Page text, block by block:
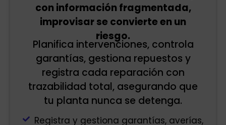
con información fragmentada,
improvisar se convierte en un
riesgo.
Planifica intervenciones, controla
garantías, gestiona repuestos y
registra cada reparación con
trazabilidad total, asegurando que
tu planta nunca se detenga.
Registra y gestiona garantías, averías,